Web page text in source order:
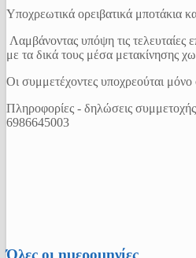
Υποχρεωτικά ορειβατικά μποτάκια
Λαμβάνοντας υπόψη τις τελευταίες
με τα δικά τους μέσα μετακίνησης
Οι συμμετέχοντες υποχρεούται
Πληροφορίες - δηλώσεις
6986645003
Όλες οι ημερομηνίες